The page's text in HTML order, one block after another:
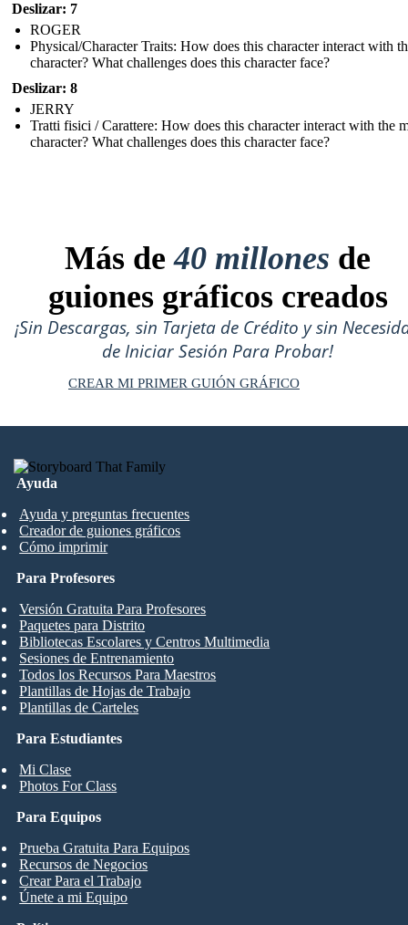
Deslizar: 7
ROGER
Physical/Character Traits: How does this character interact with
character? What challenges does this character face?
Deslizar: 8
JERRY
Tratti fisici / Carattere: How does this character interact with the
character? What challenges does this character face?
Más de40 millones de
guiones gráficos creados
¡Sin Descargas, sin Tarjeta de Crédito y sin
de Iniciar Sesión Para Probar!
CREAR MI PRIMER GUIÓN GRÁFICO
Ayuda
Ayuda y preguntas frecuentes
Creador de guiones gráficos
Cómo imprimir
Para Estudiantes
Mi Clase
Photos For Class
Para Profesores
Versión Gratuita Para Profesores
Paquetes para Distrito
Bibliotecas Escolares y Centros Multimedia
Sesiones de Entrenamiento
Todos los Recursos Para Maestros
Plantillas de Hojas de Trabajo
Plantillas de Carteles
Para Equipos
Prueba Gratuita Para Equipos
Recursos de Negocios
Crear Para el Trabajo
Únete a mi Equipo